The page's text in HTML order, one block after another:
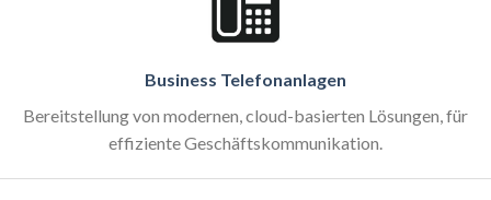
Business Telefonanlagen
Bereitstellung von modernen, cloud-basierten Lösungen, für
effiziente Geschäftskommunikation.